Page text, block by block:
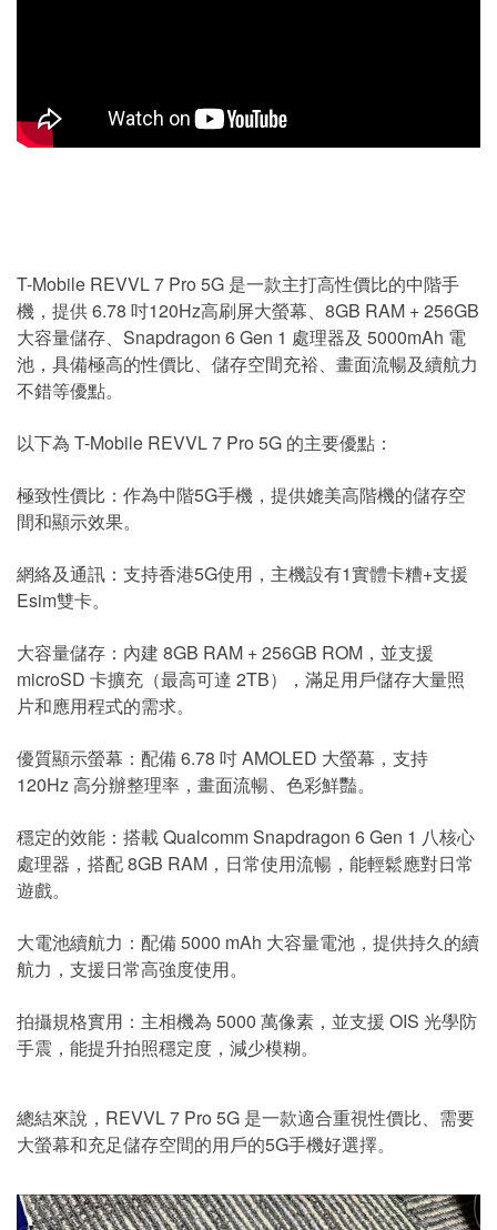
T-Mobile REVVL 7 Pro 5G 是一款主打高性價比的中階手
機，提供 6.78 吋120Hz高刷屏大螢幕、8GB RAM + 256GB
大容量儲存、Snapdragon 6 Gen 1 處理器及 5000mAh 電
池，具備極高的性價比、儲存空間充裕、畫面流暢及續航力
不錯等優點。
以下為 T-Mobile REVVL 7 Pro 5G 的主要優點：
極致性價比：作為中階5G手機，提供媲美高階機的儲存空
間和顯示效果。
網絡及通訊：支持香港5G使用，主機設有1實體卡糟+支援
Esim雙卡。
大容量儲存：內建 8GB RAM + 256GB ROM，並支援
microSD 卡擴充（最高可達 2TB），滿足用戶儲存大量照
片和應用程式的需求。
優質顯示螢幕：配備 6.78 吋 AMOLED 大螢幕，支持
120Hz 高分辦整理率，畫面流暢、色彩鮮豔。
穩定的效能：搭載 Qualcomm Snapdragon 6 Gen 1 八核心
處理器，搭配 8GB RAM，日常使用流暢，能輕鬆應對日常
遊戲。
大電池續航力：配備 5000 mAh 大容量電池，提供持久的續
航力，支援日常高強度使用。
拍攝規格實用：主相機為 5000 萬像素，並支援 OIS 光學防
手震，能提升拍照穩定度，減少模糊。
總結來說，REVVL 7 Pro 5G 是一款適合重視性價比、需要
大螢幕和充足儲存空間的用戶的5G手機好選擇。